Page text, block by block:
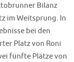
Bilanz
im Weitsprung. In
bei den
Platz von Roni
fünfte Plätze von